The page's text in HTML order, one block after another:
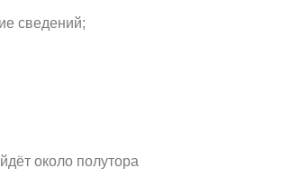
сведений;
около полутора